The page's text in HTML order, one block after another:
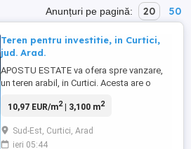
Anunțuri pe pagină: 20 50
Teren pentru investitie, in Curtici,
jud. Arad.
APOSTU ESTATE va ofera spre vanzare,
un teren arabil, in Curtici. Acesta are o
fronturi stradale, cu deschidere de 12 ml
Terenul nu este imprejmuit si toate
utilitatile la limita proprietatii. Pentru mai
10,97 EUR/m2| 3,100 m2
Sud-Est, Curtici, Arad
ieri 05:44